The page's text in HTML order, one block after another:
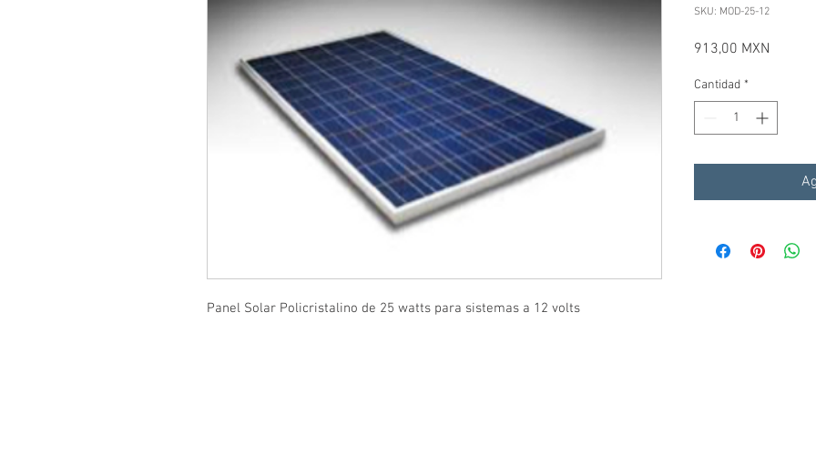
Panel Solar Policristalino de 25 watts para sistemas a 12 volts
SKU: MOD-25-12
913,00 MXN
Cantidad *